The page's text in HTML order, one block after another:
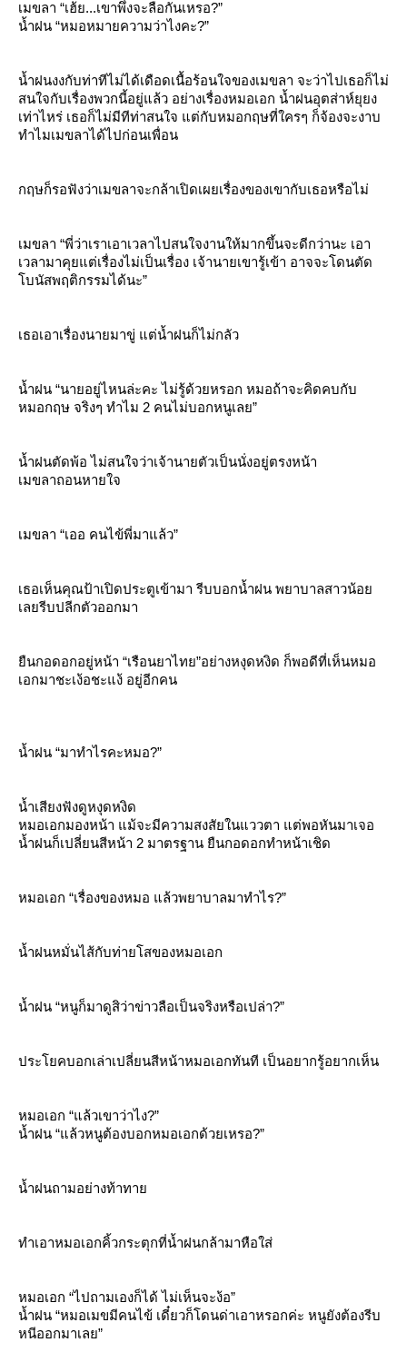
เมขลา “เฮ้ย...เขาพึ่งจะลือกันเหรอ?”
น้ำฝน “หมอหมายความว่าไงคะ?”
น้ำฝนงงกับท่าทีไม่ได้เดือดเนื้อร้อนใจของเมขลา จะว่าไปเธอก็ไม่
สนใจกับเรื่องพวกนี้อยู่แล้ว อย่างเรื่องหมอเอก น้ำฝนอุตส่าห์ยุยง
เท่าไหร่ เธอก็ไม่มีทีท่าสนใจ แต่กับหมอกฤษที่ใครๆ ก็จ้องจะงาบ
ทำไมเมขลาได้ไปก่อนเพื่อน
กฤษก็รอฟังว่าเมขลาจะกล้าเปิดเผยเรื่องของเขากับเธอหรือไม่
เมขลา “พี่ว่าเราเอาเวลาไปสนใจงานให้มากขึ้นจะดีกว่านะ เอา
เวลามาคุยแต่เรื่องไม่เป็นเรื่อง เจ้านายเขารู้เข้า อาจจะโดนตัด
บนัสพฤติกรรมได้นะ”
เธอเอาเรื่องนายมาขู่ แต่น้ำฝนก็ไม่กลัว
น้ำฝน “นายอยู่ไหนล่ะคะ ไม่รู้ด้วยหรอก หมอถ้าจะคิดคบกับ
หมอกฤษ จริงๆ ทำไม 2 คนไม่บอกหนูเลย”
น้ำฝนตัดพ้อ ไม่สนใจว่าเจ้านายตัวเป็นนั่งอยู่ตรงหน้า
เมขลาถอนหายใจ
เมขลา “เออ คนไข้พี่มาแล้ว”
เธอเห็นคุณป้าเปิดประตูเข้ามา รีบบอกน้ำฝน พยาบาลสาวน้อ
เลยรีบปลีกตัวออกมา
ืนกอดอกอยู่หน้า “เรือนยาไทย”อย่างหงุดหงิด ก็พอดีที่เห็นหมอ
เอกมาชะเง้อชะแง้ อยู่อีกคน
น้ำฝน “มาทำไรคะหมอ?”
น้ำเสียงฟังดูหงุดหงิด
หมอเอกมองหน้า แม้จะมีความสงสัยในแววตา แต่พอหันมาเจอ
น้ำฝนก็เปลี่ยนสีหน้า 2 มาตรฐาน ยืนกอดอกทำหน้าเชิด
หมอเอก “เรื่องของหมอ แล้วพยาบาลมาทำไร?”
น้ำฝนหมั่นไส้กับท่ายโสของหมอเอก
น้ำฝน “หนูก็มาดูสิว่าข่าวลือเป็นจริงหรือเปล่า?”
ประโยคบอกเล่าเปลี่ยนสีหน้าหมอเอกทันที เป็นอยากรู้อยากเห็น
หมอเอก “แล้วเขาว่าไง?”
น้ำฝน “แล้วหนูต้องบอกหมอเอกด้วยเหรอ?”
น้ำฝนถามอย่างท้าทา
ทำเอาหมอเอกคิ้วกระตุกที่น้ำฝนกล้ามาหือใส่
หมอเอก “ไปถามเองก็ได้ ไม่เห็นจะง้อ”
น้ำฝน “หมอเมขมีคนไข้ เดี๋ยวก็โดนด่าเอาหรอกค่ะ หนูยังต้องรีบ
หนีออกมาเลย”